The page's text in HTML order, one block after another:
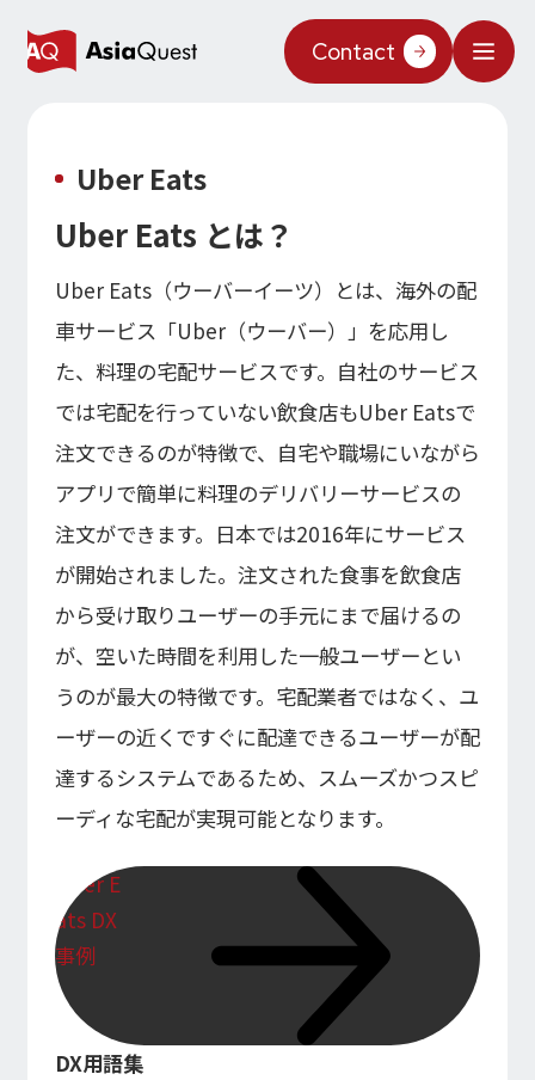
JP/ EN
Why AsiaQuest?
Service
AIインテグレーション
AIソリューション
AQ-AI エージェントシリーズ
AI エージェント基盤構築支援
コンセプトケース
DXソリューション
建設・不動産DX
小売・流通DX
製造DX
自治体DX
情シスDX
海外ラボ型開発
コンサルティング
DXコンサルティング
内製化支援
SAPコンサルティング
PM / PMO支援
Technology
AI／生成AI
機械学習／AIモデル
IoT/web3D
IoT
Web3D／XRシステム
システム開発
WEBシステム開発
UI/UX
統合CRM
クラウド
AWS
Projects
Information
インフォメーション
プレスリリース
お知らせ
イベント・ウェビナー
ウェビナー
イベント
コラム
DX Navigator
Tech Blog
DX用語集
About Us
会社情報
コーポレートメッセージ
代表メッセージ
アクセスマップ
海外拠点
IR情報
IRニュース一覧
経営情報
投資家の皆様へ
会社概要
コーポレート・ガバナンス
業績・財務情報
Careers
採用情報
インドネシア法人
Contact
プライバシーポリシー
ISMS認証
Contact
Uber Eats
Uber Eats とは？
Uber Eats（ウーバーイーツ）とは、海外の配
車サービス「Uber（ウーバー）」を応用し
た、料理の宅配サービスです。自社のサービス
では宅配を行っていない飲食店もUber Eatsで
注文できるのが特徴で、自宅や職場にいながら
アプリで簡単に料理のデリバリーサービスの
注文ができます。日本では2016年にサービス
が開始されました。注文された食事を飲食店
から受け取りユーザーの手元にまで届けるの
が、空いた時間を利用した一般ユーザーとい
うのが最大の特徴です。宅配業者ではなく、ユ
ーザーの近くですぐに配達できるユーザーが配
達するシステムであるため、スムーズかつスピ
ーディな宅配が実現可能となります。
Uber E
ats DX
事例
DX用語集